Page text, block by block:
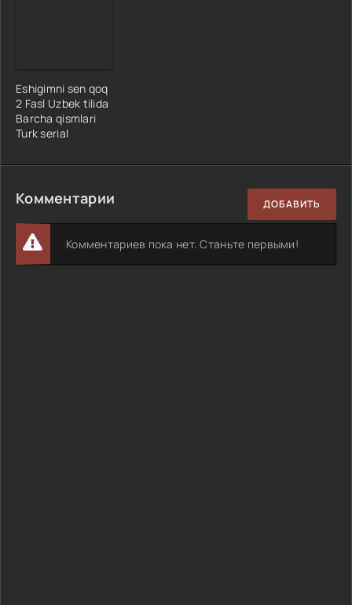
Eshigimni sen qoq
2 Fasl Uzbek tilida
Barcha qismlari
Turk serial
Комментарии ДОБАВИТЬ
Комментариев пока нет. Станьте первыми!